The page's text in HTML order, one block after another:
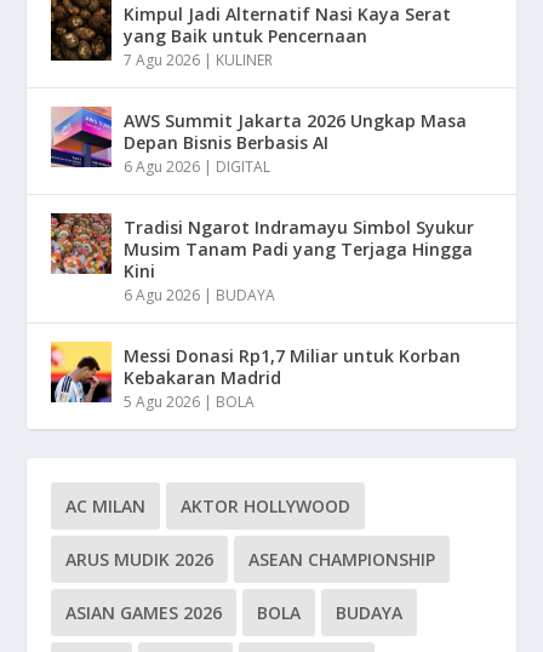
Kimpul Jadi Alternatif Nasi Kaya Serat
yang Baik untuk Pencernaan
7 Agu 2026 | KULINER
AWS Summit Jakarta 2026 Ungkap Masa
Depan Bisnis Berbasis AI
6 Agu 2026 | DIGITAL
Tradisi Ngarot Indramayu Simbol Syukur
Musim Tanam Padi yang Terjaga Hingga
Kini
6 Agu 2026 | BUDAYA
Messi Donasi Rp1,7 Miliar untuk Korban
Kebakaran Madrid
5 Agu 2026 | BOLA
AC MILAN AKTOR HOLLYWOOD
ARUS MUDIK 2026 ASEAN CHAMPIONSHIP
ASIAN GAMES 2026 BOLA BUDAYA